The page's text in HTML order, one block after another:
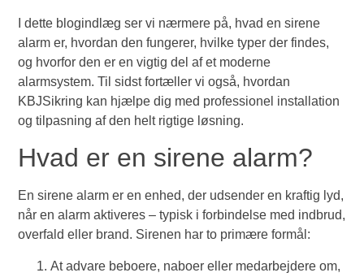
I dette blogindlæg ser vi nærmere på, hvad en sirene
alarm er, hvordan den fungerer, hvilke typer der findes,
og hvorfor den er en vigtig del af et moderne
alarmsystem. Til sidst fortæller vi også, hvordan
KBJSikring kan hjælpe dig med professionel installation
og tilpasning af den helt rigtige løsning.
Hvad er en sirene alarm?
En sirene alarm er en enhed, der udsender en kraftig lyd,
når en alarm aktiveres – typisk i forbindelse med indbrud,
overfald eller brand. Sirenen har to primære formål:
At advare beboere, naboer eller medarbejdere om,